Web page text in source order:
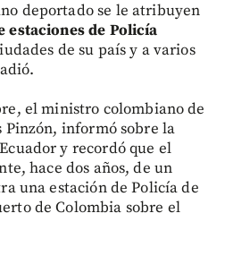
deportado se le atribuyen
estaciones de Policía
de su país y a varios
el ministro colombiano de
Pinzón, informó sobre la
y recordó que el
hace dos años, de un
una estación de Policía de
de Colombia sobre el